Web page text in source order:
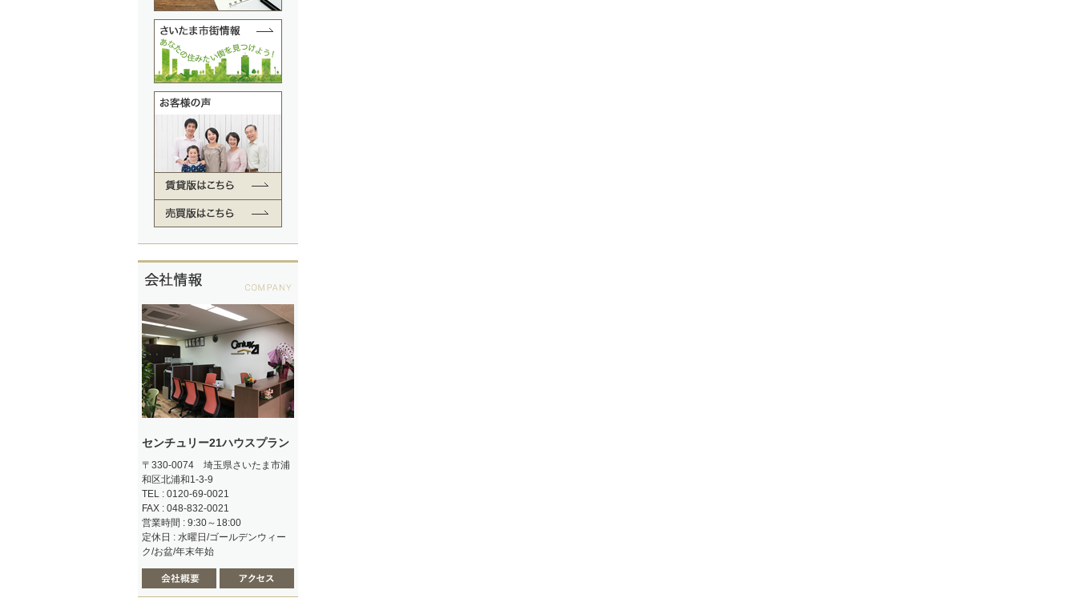
センチュリー21ハウスプラン
〒330-0074 埼玉県さいたま市浦
和区北浦和1-3-9
TEL : 0120-69-0021
FAX : 048-832-0021
営業時間 : 9:30～18:00
定休日 : 水曜日/ゴールデンウィー
ク/お盆/年末年始